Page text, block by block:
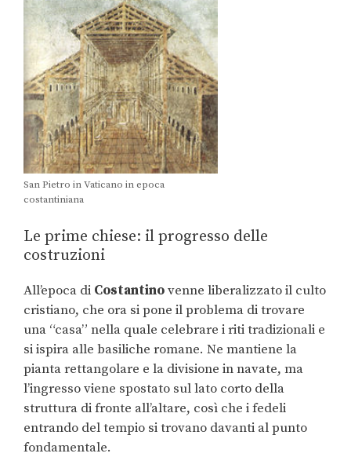
San Pietro in Vaticano in epoca
costantiniana
Le prime chiese: il progresso delle
costruzioni
All’epoca di Costantinovenne liberalizzato il culto
cristiano, che ora si pone il problema di trovare
una “casa” nella quale celebrare i riti tradizionali e
si ispira alle basiliche romane. Ne mantiene la
pianta rettangolare e la divisione in navate, ma
l’ingresso viene spostato sul lato corto della
struttura di fronte all’altare, così che i fedeli
entrando del tempio si trovano davanti al punto
fondamentale.